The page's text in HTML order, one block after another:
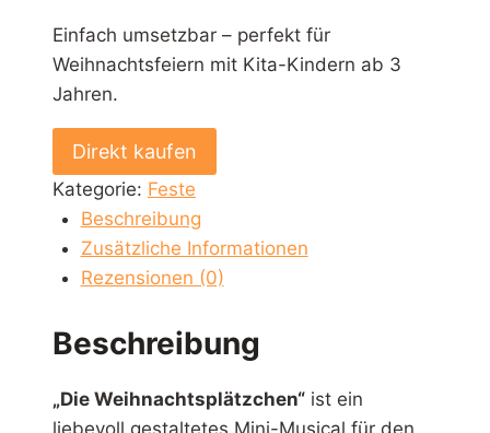
Einfach umsetzbar – perfekt für
Weihnachtsfeiern mit Kita-Kindern ab 3
Jahren.
Die
Weihnachtsplätzchen
[Digital]
Menge
Direkt kaufen
Kategorie: Feste
Beschreibung
Zusätzliche Informationen
Rezensionen (0)
Beschreibung
„Die Weihnachtsplätzchen“ ist ein